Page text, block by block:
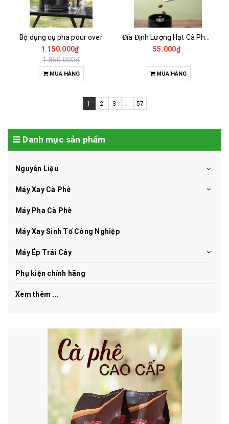
Bộ dụng cụ pha pour over
1.150.000₫
1.850.000₫
MUA HÀNG
55.000₫
MUA HÀNG
1 2 3 ... 57
Danh mục sản phẩm
Nguyên Liệu
Máy Xay Cà Phê
Máy Pha Cà Phê
Máy Xay Sinh Tố Công Nghiệp
Máy Ép Trái Cây
Phụ kiện chính hãng
Xem thêm ...